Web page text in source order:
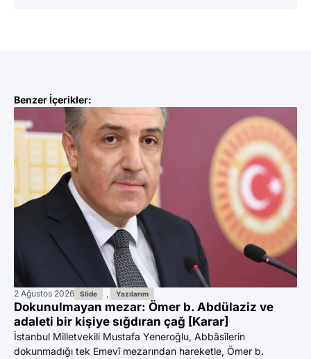
Benzer İçerikler:
2 Ağustos 2026 Slide , Yazılarım
Dokunulmayan mezar: Ömer b. Abdülaziz ve
adaleti bir kişiye sığdıran çağ [Karar]
İstanbul Milletvekili Mustafa Yeneroğlu, Abbâsîlerin
dokunmadığı tek Emevî mezarından hareketle, Ömer b.